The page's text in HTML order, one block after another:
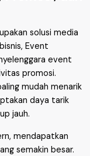
solusi media
Event
event
promosi.
mudah menarik
daya tarik
jauh.
mendapatkan
semakin besar.